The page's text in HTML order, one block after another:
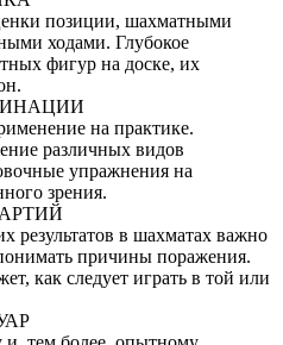
позиции, шахматными
ходами. Глубокое
фигур на доске, их
на практике.
различных видов
упражнения на
зрения.
результатов в шахматах важно
причины поражения.
как следует играть в той или